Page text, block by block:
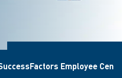
Employee